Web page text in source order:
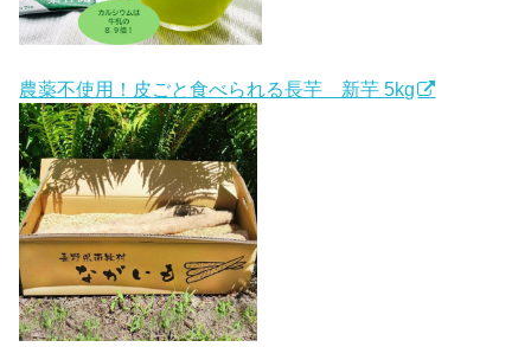
農薬不使用！皮ごと食べられる長芋 新芋 5kg